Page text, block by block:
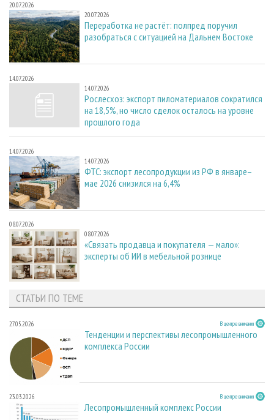
20.07.2026
20.07.2026
Переработка не растёт: полпред поручил
разобраться с ситуацией на Дальнем Востоке
14.07.2026
14.07.2026
Рослесхоз: экспорт пиломатериалов сократился
на 18,5%, но число сделок осталось на уровне
прошлого года
14.07.2026
14.07.2026
ФТС: экспорт лесопродукции из РФ в январе–
мае 2026 снизился на 6,4%
08.07.2026
08.07.2026
«Связать продавца и покупателя — мало»:
эксперты об ИИ в мебельной рознице
СТАТЬИ ПО ТЕМЕ
27.05.2026 В центре внимания
Тенденции и перспективы лесопромышленного
комплекса России
23.03.2026 В центре внимания
Лесопромышленный комплекс России